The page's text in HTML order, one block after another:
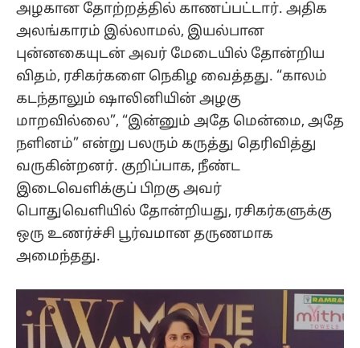
அழகான தோற்றத்தில் காணப்பட்டார். அதிக
அலங்காரம் இல்லாமல், இயல்பான
புன்னகையுடன் அவர் மேடையில் தோன்றிய
விதம், ரசிகர்களை நெகிழ வைத்தது. “காலம்
கடந்தாலும் ஷாலினியின் அழகு
மாறவில்லை”, “இன்னும் அதே மென்மை, அதே
நளினம்” என்று பலரும் கருத்து தெரிவித்து
வருகின்றனர். குறிப்பாக, நீண்ட
இடைவெளிக்குப் பிறகு அவர்
பொதுவெளியில் தோன்றியது, ரசிகர்களுக்கு
ஒரு உணர்ச்சி பூர்வமான தருணமாக
அமைந்தது.